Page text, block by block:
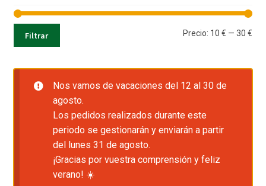
Filtrar Precio: 10 € —30 €
Nos vamos de vacaciones del 12 al 30 de
agosto.
Los pedidos realizados durante este
periodo se gestionarán y enviarán a partir
del lunes 31 de agosto.
¡Gracias por vuestra comprensión y feliz
verano! ☀️